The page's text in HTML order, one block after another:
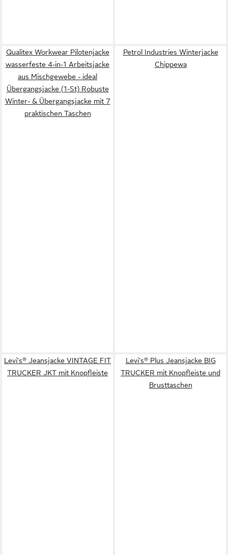
Qualitex Workwear Pilotenjacke
wasserfeste 4-in-1 Arbeitsjacke
aus Mischgewebe - ideal
Übergangsjacke (1-St) Robuste
Winter- & Übergangsjacke mit 7
praktischen Taschen
Petrol Industries Winterjacke
Chippewa
Levi's® Jeansjacke VINTAGE FIT
TRUCKER JKT mit Knopfleiste
Levi's® Plus Jeansjacke BIG
TRUCKER mit Knopfleiste und
Brusttaschen